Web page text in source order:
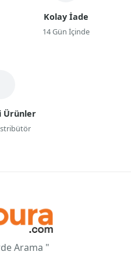
Kolay İade
14 Gün İçinde
Ürünler
Arama "